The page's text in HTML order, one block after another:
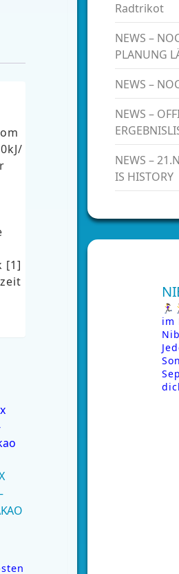
[1]
Radtrikot
NEWS –
PLANUNG
NEWS –
NEWS –
NEWS –
IS HISTORY
im